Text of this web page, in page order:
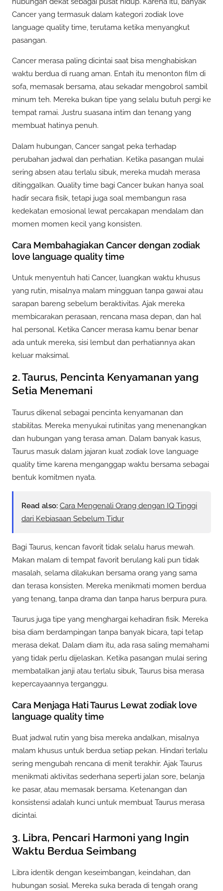
Cancer yang termasuk dalam kategori zodiak love
language quality time, terutama ketika menyangkut
pasangan.
Cancer merasa paling dicintai saat bisa menghabiskan
waktu berdua di ruang aman. Entah itu menonton film di
sofa, memasak bersama, atau sekadar mengobrol sambil
minum teh. Mereka bukan tipe yang selalu butuh pergi ke
tempat ramai. Justru suasana intim dan tenang yang
membuat hatinya penuh.
Dalam hubungan, Cancer sangat peka terhadap
perubahan jadwal dan perhatian. Ketika pasangan mulai
sering absen atau terlalu sibuk, mereka mudah merasa
ditinggalkan. Quality time bagi Cancer bukan hanya soal
hadir secara fisik, tetapi juga soal membangun rasa
kedekatan emosional lewat percakapan mendalam dan
momen momen kecil yang konsisten.
Cara Membahagiakan Cancer dengan zodiak
love language quality time
Untuk menyentuh hati Cancer, luangkan waktu khusus
yang rutin, misalnya malam mingguan tanpa gawai atau
sarapan bareng sebelum beraktivitas. Ajak mereka
membicarakan perasaan, rencana masa depan, dan hal
hal personal. Ketika Cancer merasa kamu benar benar
ada untuk mereka, sisi lembut dan perhatiannya akan
keluar maksimal.
2. Taurus, Pencinta Kenyamanan yang
Setia Menemani
Taurus dikenal sebagai pencinta kenyamanan dan
stabilitas. Mereka menyukai rutinitas yang menenangkan
dan hubungan yang terasa aman. Dalam banyak kasus,
Taurus masuk dalam jajaran kuat zodiak love language
quality time karena menganggap waktu bersama sebagai
bentuk komitmen nyata.
Read also: Cara Mengenali Orang dengan IQ Tinggi
dari Kebiasaan Sebelum Tidur
Bagi Taurus, kencan favorit tidak selalu harus mewah.
Makan malam di tempat favorit berulang kali pun tidak
masalah, selama dilakukan bersama orang yang sama
dan terasa konsisten. Mereka menikmati momen berdua
yang tenang, tanpa drama dan tanpa harus berpura pura.
Taurus juga tipe yang menghargai kehadiran fisik. Mereka
bisa diam berdampingan tanpa banyak bicara, tapi tetap
merasa dekat. Dalam diam itu, ada rasa saling memahami
yang tidak perlu dijelaskan. Ketika pasangan mulai sering
membatalkan janji atau terlalu sibuk, Taurus bisa merasa
kepercayaannya terganggu.
Cara Menjaga Hati Taurus Lewat zodiak love
language quality time
Buat jadwal rutin yang bisa mereka andalkan, misalnya
malam khusus untuk berdua setiap pekan. Hindari terlalu
sering mengubah rencana di menit terakhir. Ajak Taurus
menikmati aktivitas sederhana seperti jalan sore, belanja
ke pasar, atau memasak bersama. Ketenangan dan
konsistensi adalah kunci untuk membuat Taurus merasa
dicintai.
3. Libra, Pencari Harmoni yang Ingin
Waktu Berdua Seimbang
Libra identik dengan keseimbangan, keindahan, dan
hubungan sosial. Mereka suka berada di tengah orang